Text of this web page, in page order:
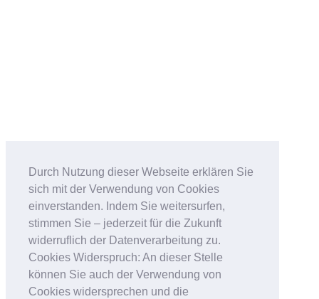
Durch Nutzung dieser Webseite erklären Sie
sich mit der Verwendung von Cookies
einverstanden. Indem Sie weitersurfen,
stimmen Sie – jederzeit für die Zukunft
widerruflich der Datenverarbeitung zu.
Cookies Widerspruch: An dieser Stelle
können Sie auch der Verwendung von
Cookies widersprechen und die